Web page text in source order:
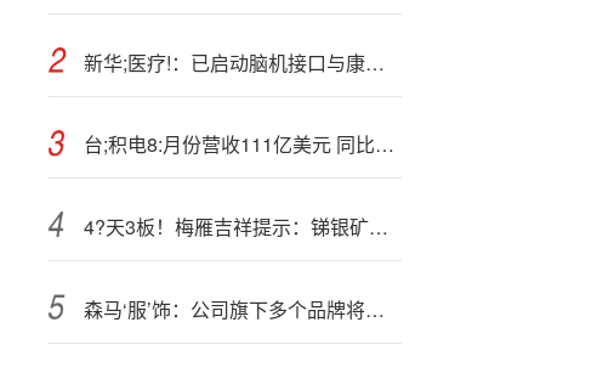
新华;医疗!：已启动脑机接口与康复设备结合的初代样机研发
台;积电8:月份营收111亿美元 同比环比均增加但未创下新高
4?天3板！梅雁吉祥提示：锑银矿资源储量备案申请评审结果及审批环节存在不确定性
森马‘服’饰：公司旗下多个品牌将围绕春节上新产品